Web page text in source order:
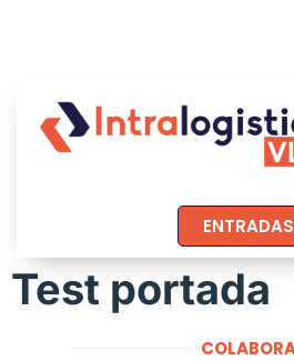
ENTRADAS
Test portada